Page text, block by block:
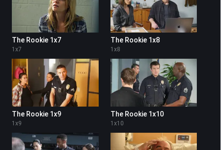
The Rookie 1x7
1 x7
The Rookie 1x8
1 x8
The Rookie 1x9
1 x9
The Rookie 1x10
1 x10